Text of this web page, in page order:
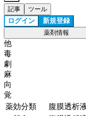
記事 ツール
ログイン 新規登録
薬剤情報
他
毒
劇
麻
向
覚
薬効分類
腹膜透析